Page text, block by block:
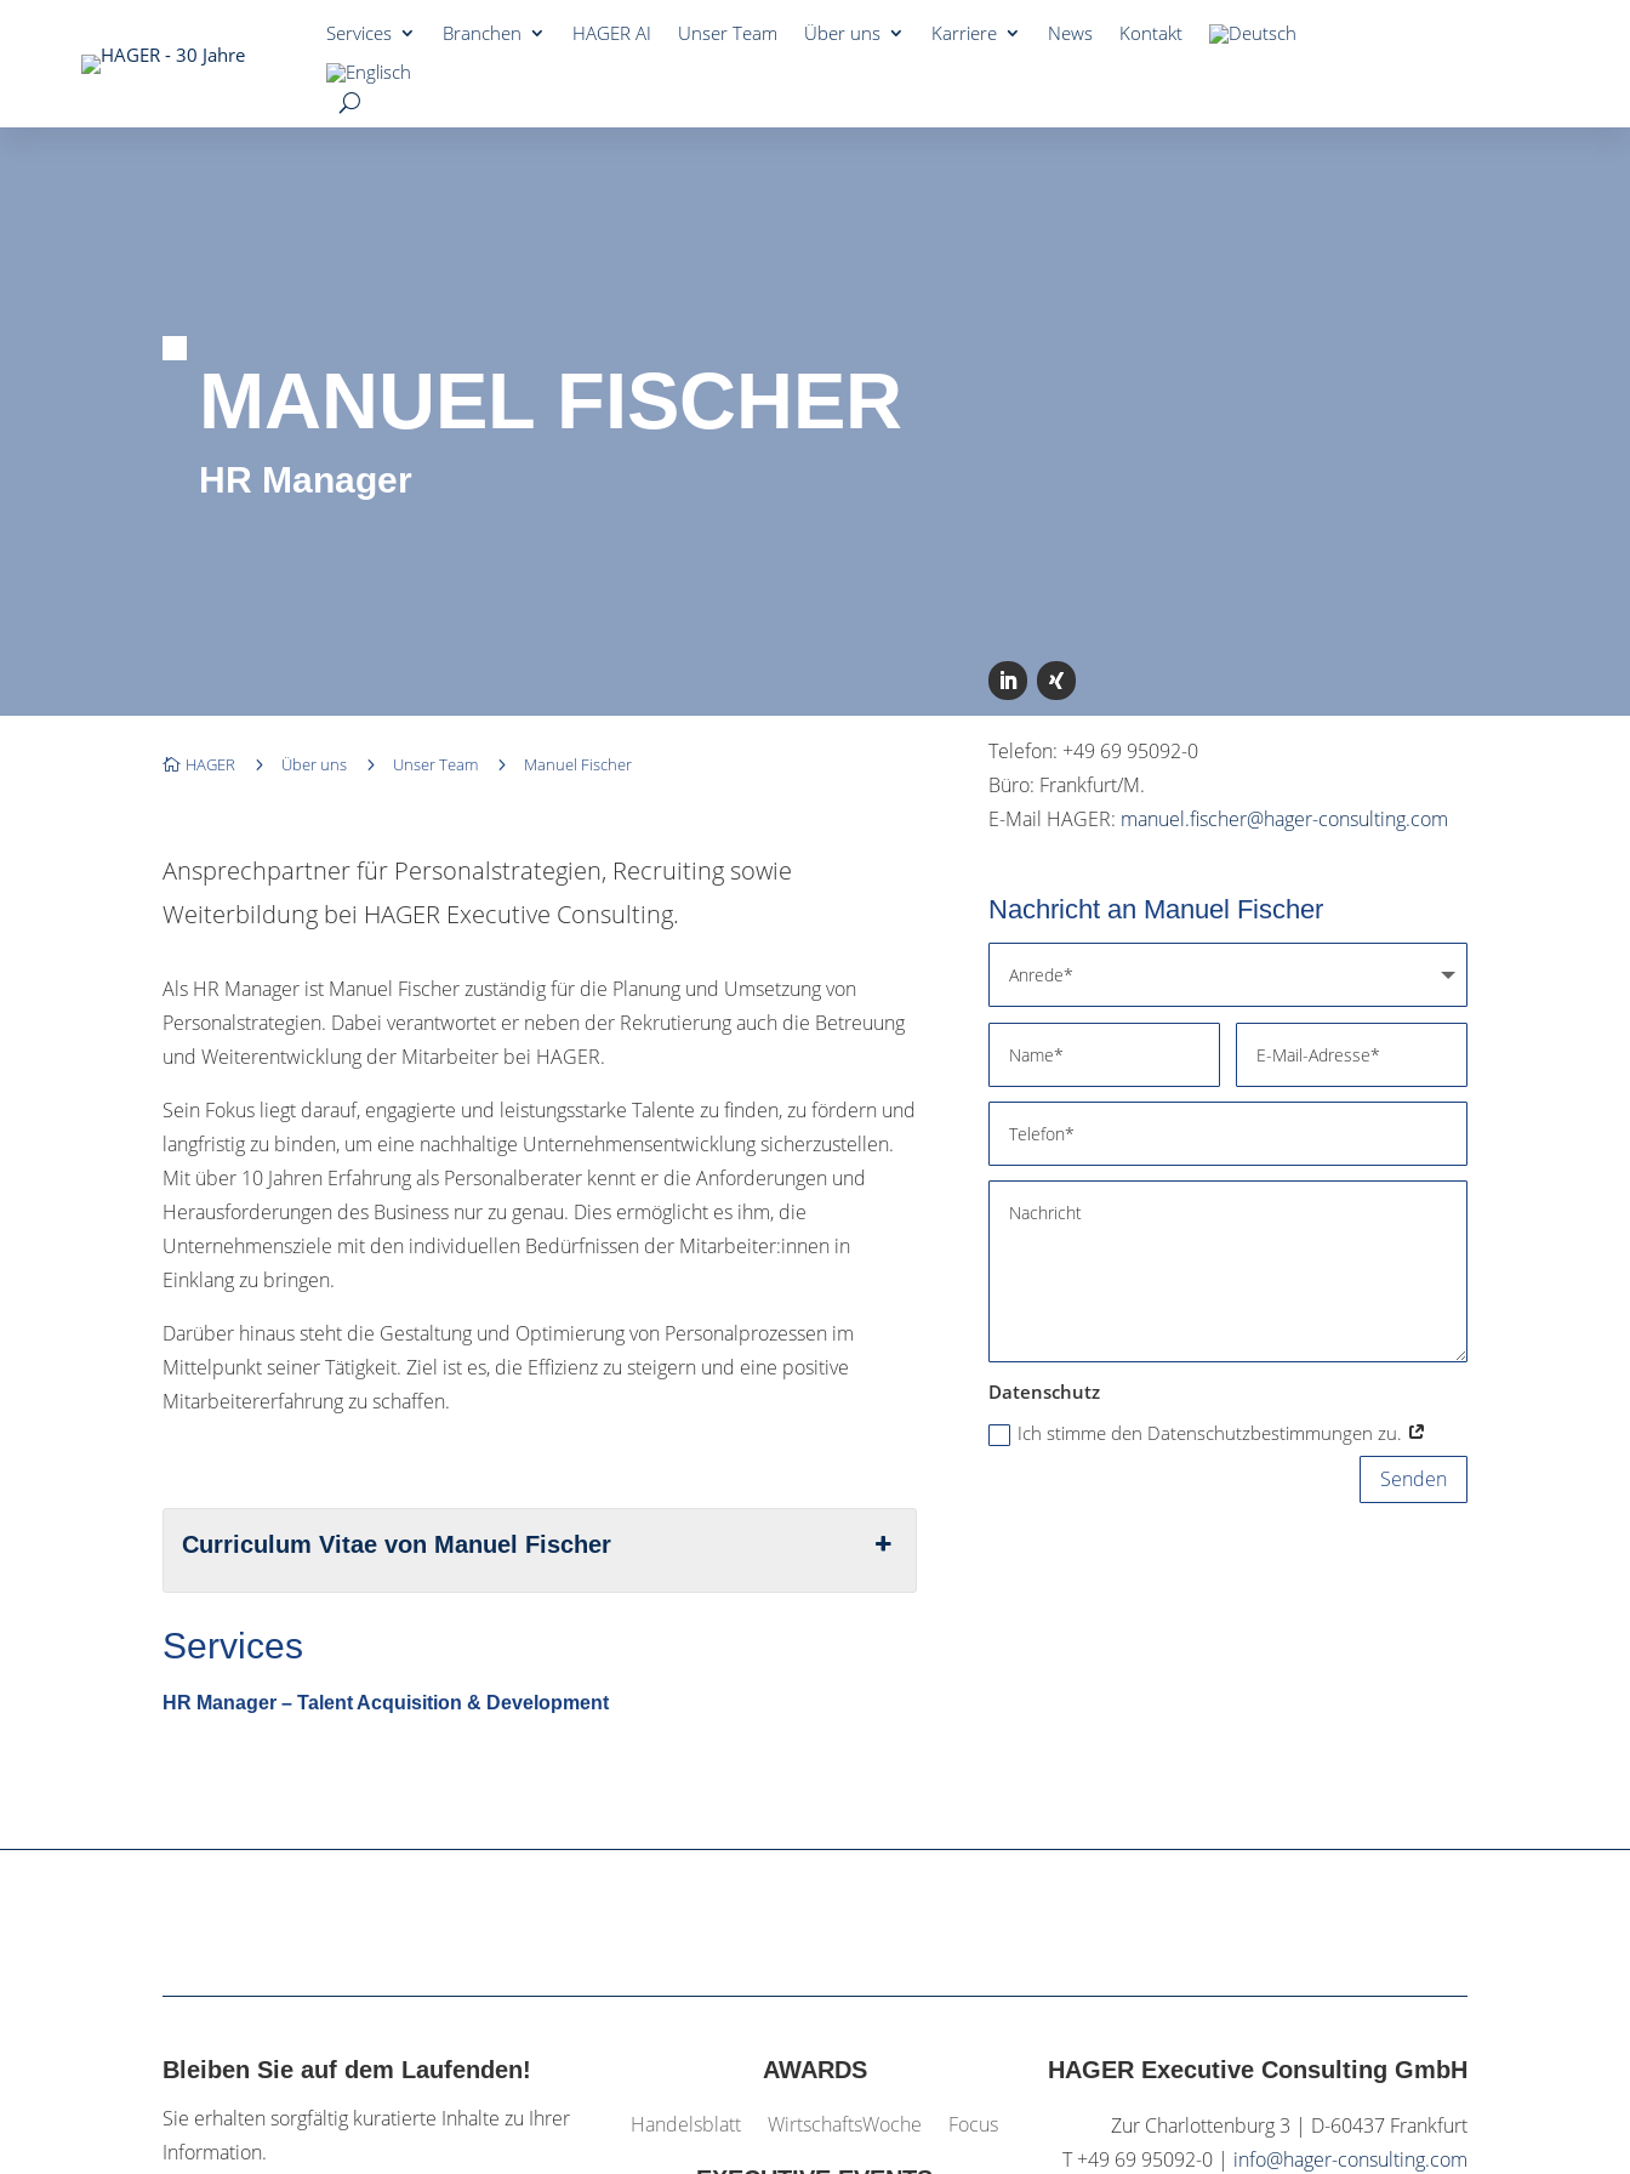
Services Branchen HAGER AI Unser Team Über uns Karriere News Kontakt
MANUEL FISCHER
HR Manager
 HAGER 5 Über uns 5 Unser Team 5 Manuel Fischer
Ansprechpartner für Personalstrategien, Recruiting sowie
Weiterbildung bei HAGER Executive Consulting.
Als HR Manager ist Manuel Fischer zuständig für die Planung und Umsetzung von
Personalstrategien. Dabei verantwortet er neben der Rekrutierung auch die Betreuung
und Weiterentwicklung der Mitarbeiter bei HAGER.
Sein Fokus liegt darauf, engagierte und leistungsstarke Talente zu finden, zu fördern und
langfristig zu binden, um eine nachhaltige Unternehmensentwicklung sicherzustellen.
Mit über 10 Jahren Erfahrung als Personalberater kennt er die Anforderungen und
Herausforderungen des Business nur zu genau. Dies ermöglicht es ihm, die
Unternehmensziele mit den individuellen Bedürfnissen der Mitarbeiter:innen in
Einklang zu bringen.
Darüber hinaus steht die Gestaltung und Optimierung von Personalprozessen im
Mittelpunkt seiner Tätigkeit. Ziel ist es, die Effizienz zu steigern und eine positive
Mitarbeitererfahrung zu schaffen.
Curriculum Vitae von Manuel Fischer
Services
HR Manager – Talent Acquisition & Development
Telefon: +49 69 95092-0
Büro: Frankfurt/M.
E-Mail HAGER: manuel.fischer@hager-consulting.com
Nachricht an Manuel Fischer
Datenschutz
Ich stimme den Datenschutzbestimmungen zu.
Senden
Bleiben Sie auf dem Laufenden!
Sie erhalten sorgfältig kuratierte Inhalte zu Ihrer
Information.
AWARDS
Handelsblatt WirtschaftsWoche Focus
HAGER Executive Consulting GmbH
Zur Charlottenburg 3 | D-60437 Frankfurt
T +49 69 95092-0 | info@hager-consulting.com